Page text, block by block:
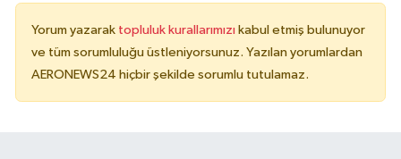
Yorum yazarak topluluk kurallarımızı kabul etmiş bulunuyor
ve tüm sorumluluğu üstleniyorsunuz. Yazılan yorumlardan
AERONEWS24 hiçbir şekilde sorumlu tutulamaz.